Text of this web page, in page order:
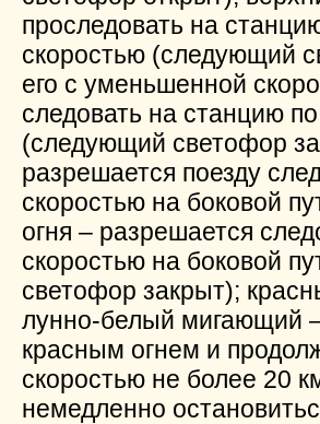
проследовать на
скоростью (следующий
его с уменьшенной
следовать на станцию
(следующий светофор
разрешается поезду
скоростью на боковой
огня – разрешается
скоростью на боковой
светофор закрыт);
лунно-белый мигающий
красным огнем и
скоростью не более 20
немедленно